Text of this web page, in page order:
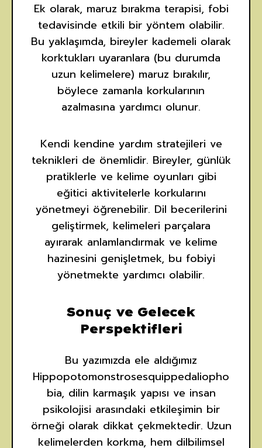
Ek olarak, maruz bırakma terapisi, fobi
tedavisinde etkili bir yöntem olabilir.
Bu yaklaşımda, bireyler kademeli olarak
korktukları uyaranlara (bu durumda
uzun kelimelere) maruz bırakılır,
böylece zamanla korkularının
azalmasına yardımcı olunur.
Kendi kendine yardım stratejileri ve
teknikleri de önemlidir. Bireyler, günlük
pratiklerle ve kelime oyunları gibi
eğitici aktivitelerle korkularını
yönetmeyi öğrenebilir. Dil becerilerini
geliştirmek, kelimeleri parçalara
ayırarak anlamlandırmak ve kelime
hazinesini genişletmek, bu fobiyi
yönetmekte yardımcı olabilir.
Sonuç ve Gelecek
Perspektifleri
Bu yazımızda ele aldığımız
Hippopotomonstrosesquippedaliopho
bia, dilin karmaşık yapısı ve insan
psikolojisi arasındaki etkileşimin bir
örneği olarak dikkat çekmektedir. Uzun
kelimelerden korkma, hem dilbilimsel